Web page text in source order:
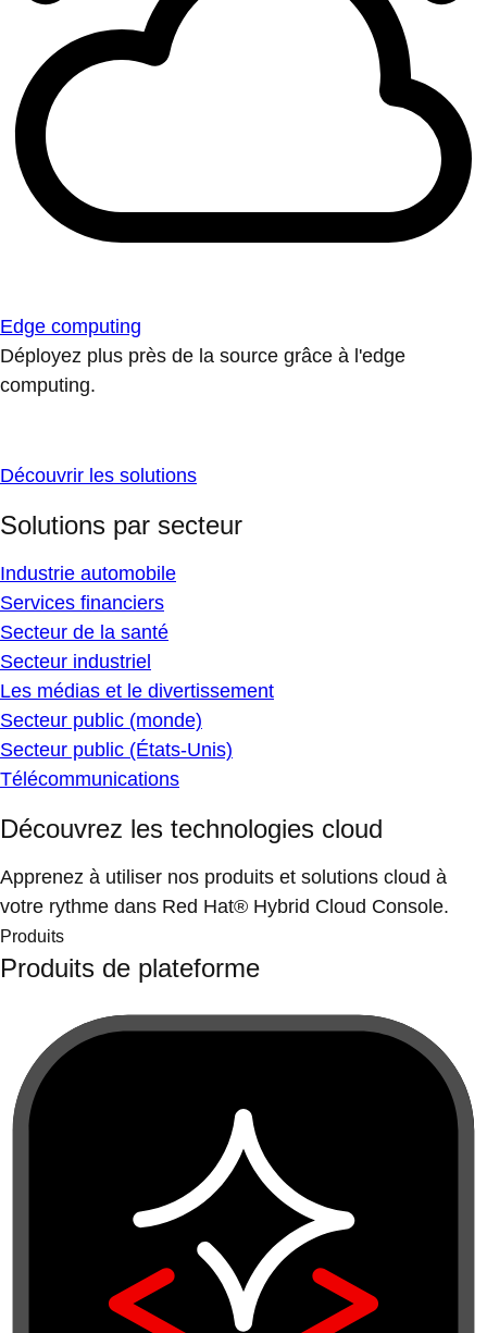
Edge computing
Déployez plus près de la source grâce à l'edge
computing.
Découvrir les solutions
Solutions par secteur
Industrie automobile
Services financiers
Secteur de la santé
Secteur industriel
Les médias et le divertissement
Secteur public (monde)
Secteur public (États-Unis)
Télécommunications
Découvrez les technologies cloud
Apprenez à utiliser nos produits et solutions cloud à
votre rythme dans Red Hat® Hybrid Cloud Console.
Produits
Produits de plateforme